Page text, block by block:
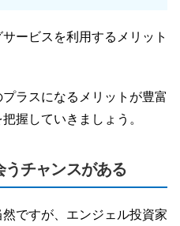
ービスを利用するメリット
ラスになるメリットが豊富
握していきましょう。
チャンスがある
ですが、エンジェル投資家